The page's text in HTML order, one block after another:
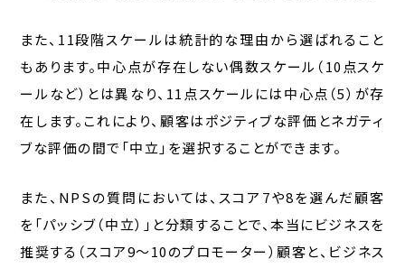
また、11段階スケールは統計的な理由から選ばれること
もあります。中心点が存在しない偶数スケール（10点スケ
ールなど）とは異なり、11点スケールには中心点（5）が存
在します。これにより、顧客はポジティブな評価とネガティ
ブな評価の間で「中立」を選択することができます。
また、NPSの質問においては、スコア7や8を選んだ顧客
を「パッシブ（中立）」と分類することで、本当にビジネスを
推奨する（スコア9～10のプロモーター）顧客と、ビジネス